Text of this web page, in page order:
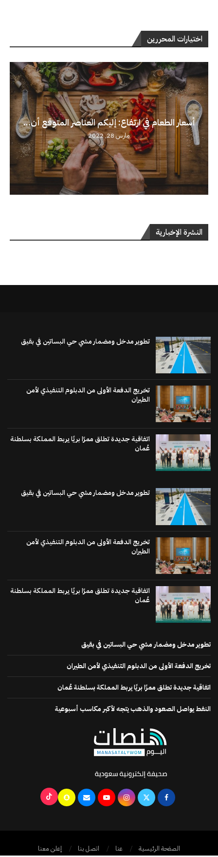
اختيارات المحررين
أسعار الطعام في ارتفاع: إليكم العناصر المتوقع أن...
مارس 28, 2022
النشرة الإخبارية
تطوير مدخل ومضمار مشي حي البساتين في بقيق
تخريج الدفعة الأولى من الدبلوم التنفيذي لأمن
الطيران
اتفاقية جديدة تطلق ممرًا بريًا يربط المملكة بسلطنة
عُمان
تطوير مدخل ومضمار مشي حي البساتين في بقيق
تخريج الدفعة الأولى من الدبلوم التنفيذي لأمن
الطيران
اتفاقية جديدة تطلق ممرًا بريًا يربط المملكة بسلطنة
عُمان
تطوير مدخل ومضمار مشي حي البساتين في بقيق
تخريج الدفعة الأولى من الدبلوم التنفيذي لأمن الطيران
اتفاقية جديدة تطلق ممرًا بريًا يربط المملكة بسلطنة عُمان
النفط يواصل الصعود والذهب يتجه لأكبر مكاسب أسبوعية
الصفحة الرئيسية عنا اتصل بنا إعلن معنا